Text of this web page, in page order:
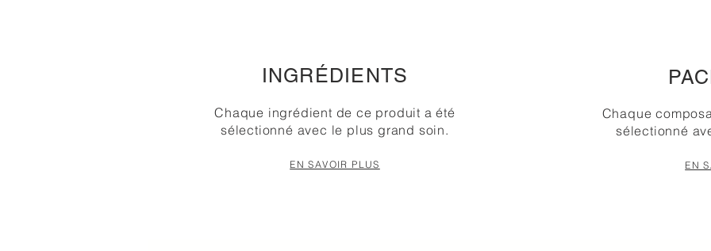
INGRÉDIENTS
Chaque ingrédient de ce produit a été
sélectionné avec le plus grand soin.
EN SAVOIR PLUS
Chaque
sélectionné
EN